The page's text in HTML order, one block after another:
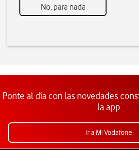
No, para nada
Ponte al día con las novedades
la app
Ir a Mi Vodafone